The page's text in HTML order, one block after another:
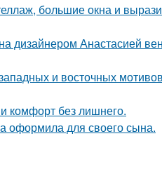
большие окна и
дизайнером Анастасией
и восточных
комфорт без лишнего.
оформила для своего сына.